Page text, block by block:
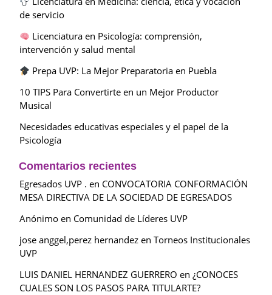
de servicio
Licenciatura en Psicología: comprensión,
intervención y salud mental
Prepa UVP: La Mejor Preparatoria en Puebla
10 TIPS Para Convertirte en un Mejor Productor
Musical
Necesidades educativas especiales y el papel de la
Psicología
Comentarios recientes
Egresados UVP . en CONVOCATORIA CONFORMACIÓN
MESA DIRECTIVA DE LA SOCIEDAD DE EGRESADOS
Anónimo en Comunidad de Líderes UVP
jose anggel,perez hernandez en Torneos Institucionales
UVP
LUIS DANIEL HERNANDEZ GUERRERO en ¿CONOCES
CUALES SON LOS PASOS PARA TITULARTE?